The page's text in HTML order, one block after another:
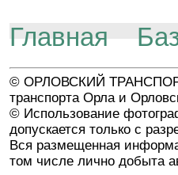
Главная
© ОРЛОВСКИЙ
транспорта Орла и
© Использование
допускается только с
Вся размещенная
том числе лично добыта